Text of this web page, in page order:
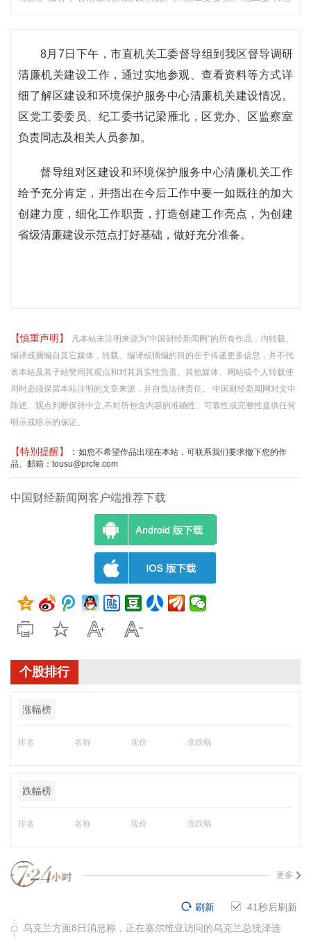
8月7日下午，市直机关工委督导组到我区督导调研
清廉机关建设工作，通过实地参观、查看资料等方式详
细了解区建设和环境保护服务中心清廉机关建设情况。
区党工委委员、纪工委书记梁雁北，区党办、区监察室
负责同志及相关人员参加。
督导组对区建设和环境保护服务中心清廉机关工作
给予充分肯定，并指出在今后工作中要一如既往的加大
创建力度，细化工作职责，打造创建工作亮点，为创建
省级清廉建设示范点打好基础，做好充分准备。
【慎重声明】
凡本站未注明来源为"中国财经新闻网"的所有作品，均转载、
编译或摘编自其它媒体，转载、编译或摘编的目的在于传递更多信息，并不代
表本站及其子站赞同其观点和对其真实性负责。其他媒体、网站或个人转载使
用时必须保留本站注明的文章来源，并自负法律责任。 中国财经新闻网对文中
陈述、观点判断保持中立,不对所包含内容的准确性、可靠性或完整性提供任何
明示或暗示的保证。
【特别提醒】： 如您不希望作品出现在本站，可联系我们要求撤下您的作
品。邮箱：tousu@prcfe.com
中国财经新闻网客户端推荐下载
个股排行
涨幅榜
排名 名称 现价 涨跌幅
跌幅榜
排名 名称 现价 涨跌幅
更多
41秒后刷新
刷新
乌克兰方面8日消息称，正在塞尔维亚访问的乌克兰总统泽连